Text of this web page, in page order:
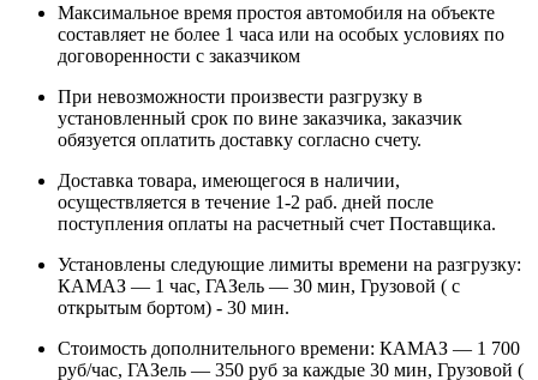
Максимальное время простоя автомобиля на объекте
составляет не более 1 часа или на особых условиях по
договоренности с заказчиком
При невозможности произвести разгрузку в
установленный срок по вине заказчика, заказчик
обязуется оплатить доставку согласно счету.
Доставка товара, имеющегося в наличии,
осуществляется в течение 1-2 раб. дней после
поступления оплаты на расчетный счет Поставщика.
Установлены следующие лимиты времени на разгрузку:
КАМАЗ — 1 час, ГАЗель — 30 мин, Грузовой ( с
открытым бортом) - 30 мин.
Стоимость дополнительного времени: КАМАЗ — 1 700
руб/час, ГАЗель — 350 руб за каждые 30 мин, Грузовой (